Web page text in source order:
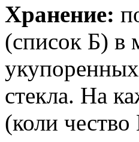
Хранение:
(список Б) в
стекла. На
(коли